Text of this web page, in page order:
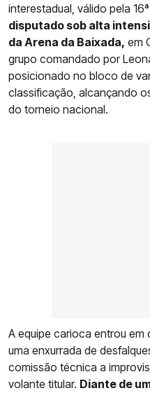
interestadual, válido pela
disputado sob alta
da Arena da Baixada, em
grupo comandado por
posicionado no bloco de
classificação, alcançando
do torneio nacional.
A equipe carioca entrou
uma enxurrada de
comissão técnica a
volante titular. Diante de